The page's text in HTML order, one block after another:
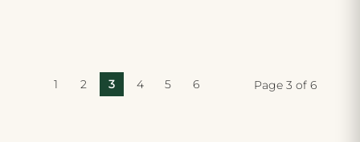
1 2 3 4 5 6 Page 3 of 6